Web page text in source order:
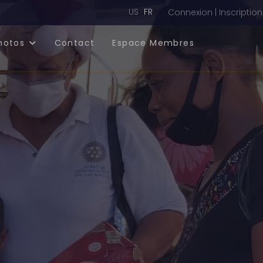
Sélectionnez votre langue
US FR Connexion | Inscription
Contact Espace Membres